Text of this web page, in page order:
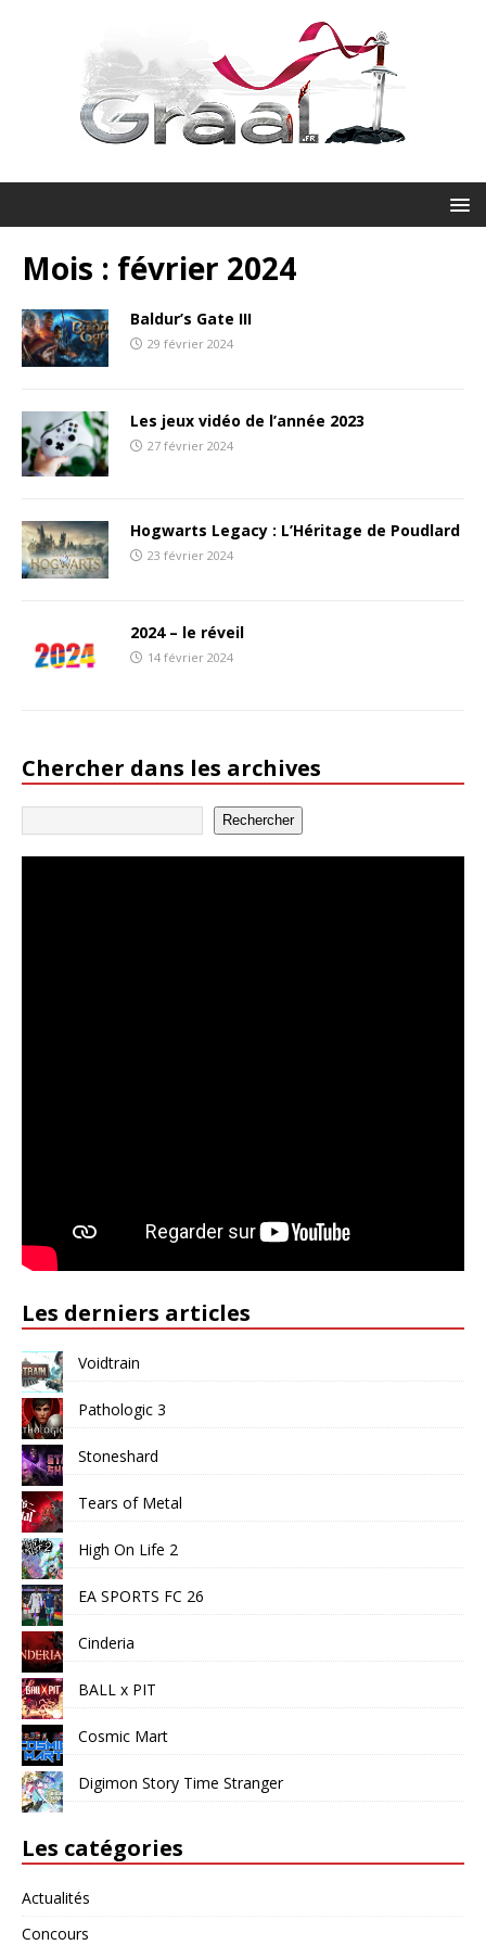
Mois : février 2024
Baldur’s Gate III
29 février 2024
Les jeux vidéo de l’année 2023
27 février 2024
Hogwarts Legacy : L’Héritage de Poudlard
23 février 2024
2024 – le réveil
14 février 2024
Chercher dans les archives
Rechercher
Les derniers articles
Voidtrain
Pathologic 3
Stoneshard
Tears of Metal
High On Life 2
EA SPORTS FC 26
Cinderia
BALL x PIT
Cosmic Mart
Digimon Story Time Stranger
Les catégories
Actualités
Concours